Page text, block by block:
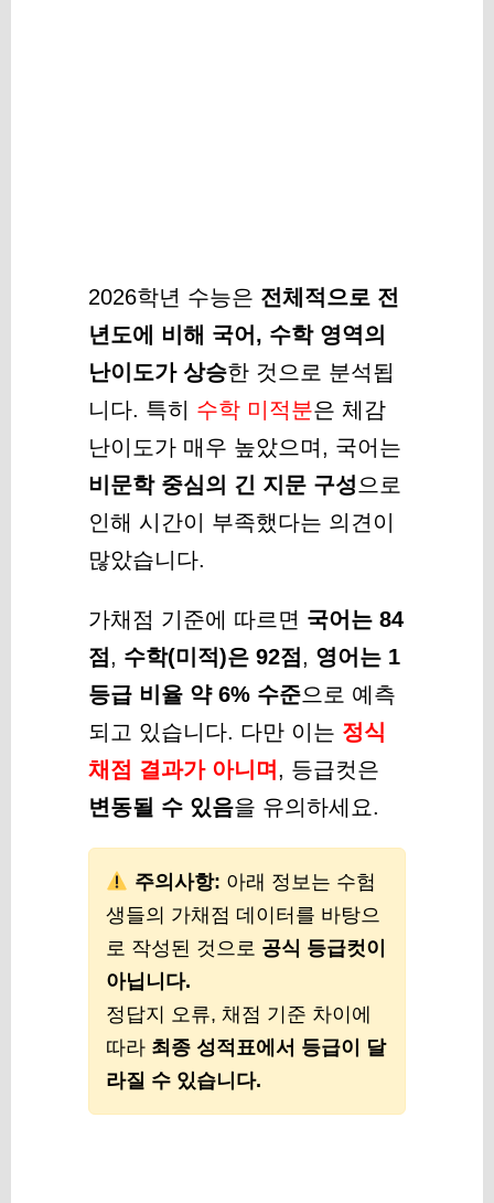
2026학년 수능은 전체적으로 전
년도에 비해 국어, 수학 영역의
난이도가 상승한 것으로 분석됩
니다. 특히 수학 미적분은 체감
난이도가 매우 높았으며, 국어는
비문학 중심의 긴 지문 구성 으로
인해 시간이 부족했다는 의견이
많았습니다.
가채점 기준에 따르면 국어는 84
점, 수학(미적)은 92점, 영어는 1
등급 비율 약 6% 수준으로 예측
되고 있습니다. 다만 이는 정식
채점 결과가 아니며 , 등급컷은
변동될 수 있음을 유의하세요.
주의사항: 아래 정보는 수험
생들의 가채점 데이터를 바탕으
로 작성된 것으로 공식 등급컷이
아닙니다.
정답지 오류, 채점 기준 차이에
따라 최종 성적표에서 등급이 달
라질 수 있습니다.